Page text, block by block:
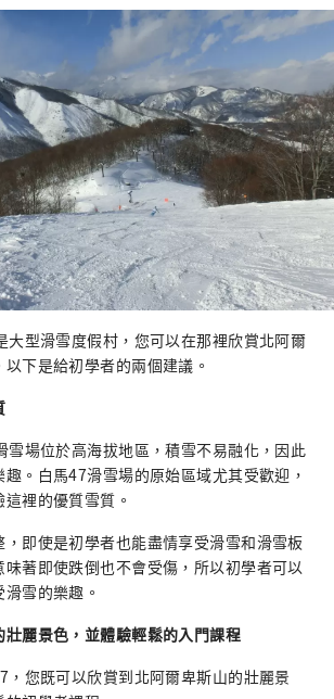
大型滑雪度假村，您可以在那裡欣賞北阿爾
下是給初學者的兩個建議。
雪場位於高海拔地區，積雪不易融化，因此
。白馬47滑雪場的原始區域尤其受歡迎，
裡的優質雪質。
即使是初學者也能盡情享受滑雪和滑雪板
著即使跌倒也不會受傷，所以初學者可以
雪的樂趣。
壯麗景色，並體驗輕鬆的入門課程
，您既可以欣賞到北阿爾卑斯山的壯麗景